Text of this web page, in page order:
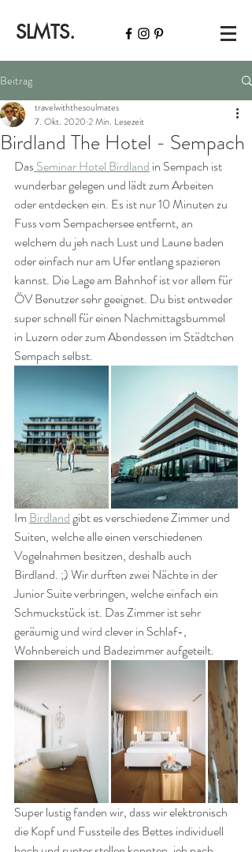
SLMTS.
Beitrag
Birdland The Hotel - Sempach
travelwiththesoulmates
7. Okt. 2020 2 Min. Lesezeit
Das Seminar Hotel Birdland in Sempach ist
wunderbar gelegen und lädt zum Arbeiten
oder entdecken ein. Es ist nur 10 Minuten zu
Fuss vom Sempachersee entfernt, an
welchem du jeh nach Lust und Laune baden
oder einfach nur am Ufer entlang spazieren
kannst. Die Lage am Bahnhof ist vor allem für
ÖV Benutzer sehr geeignet. Du bist entweder
super schnell für einen Nachmittagsbummel
in Luzern oder zum Abendessen im Städtchen
Sempach selbst.
Im Birdland gibt es verschiedene Zimmer und
Suiten, welche alle einen verschiedenen
Vogelnahmen besitzen, deshalb auch
Birdland. ;) Wir durften zwei Nächte in der
Junior Suite verbringen, welche einfach ein
Schmuckstück ist. Das Zimmer ist sehr
geräumig und wird clever in Schlaf-,
Wohnbereich und Badezimmer aufgeteilt.
Super lustig fanden wir, dass wir elektronisch
die Kopf und Fussteile des Bettes individuell